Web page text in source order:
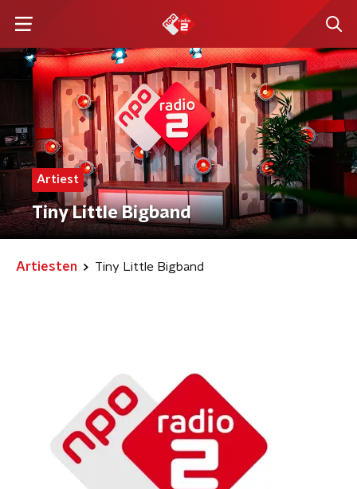
Artiest
Tiny Little Bigband
Artiesten Tiny Little Bigband